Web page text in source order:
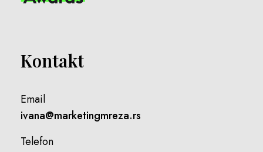
Kontakt
Email
ivana@marketingmreza.rs
Telefon